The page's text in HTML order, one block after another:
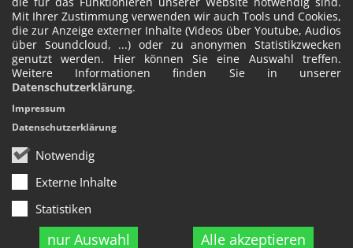
Mit Ihrer Zustimmung verwenden wir auch Tools und Cookies,
die zur Anzeige externer Inhalte (Videos über Youtube, Audios
über Soundcloud, ...) oder zu anonymen Statistikzwecken
genutzt werden. Hier können Sie eine Auswahl treffen.
Weitere Informationen finden Sie in unserer
Datenschutzerklärung.
Notwendig
Externe Inhalte
Statistiken
nur Auswahl Alle akzeptieren
Impressum
Datenschutzerklärung